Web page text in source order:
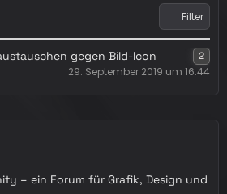
Filter
gegen Bild-Icon 2
29. September 2019 um 16:44
– ein Forum für Grafik, Design und